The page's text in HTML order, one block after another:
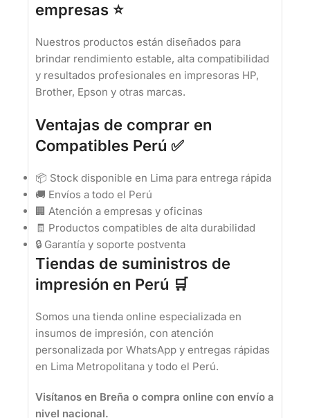
empresas ⭐
Nuestros productos están diseñados para
brindar rendimiento estable, alta compatibilidad
y resultados profesionales en impresoras HP,
Brother, Epson y otras marcas.
Ventajas de comprar en
Compatibles Perú ✅
📦 Stock disponible en Lima para entrega rápida
🚚 Envíos a todo el Perú
🏢 Atención a empresas y oficinas
🧾 Productos compatibles de alta durabilidad
🔒 Garantía y soporte postventa
Tiendas de suministros de
impresión en Perú 🛒
Somos una tienda online especializada en
insumos de impresión, con atención
personalizada por WhatsApp y entregas rápidas
en Lima Metropolitana y todo el Perú.
Visítanos en Breña o compra online con envío a
nivel nacional.